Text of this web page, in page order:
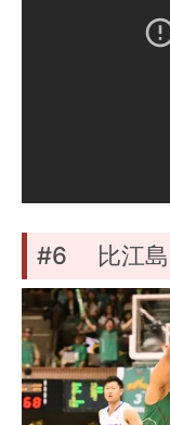
#6 比江